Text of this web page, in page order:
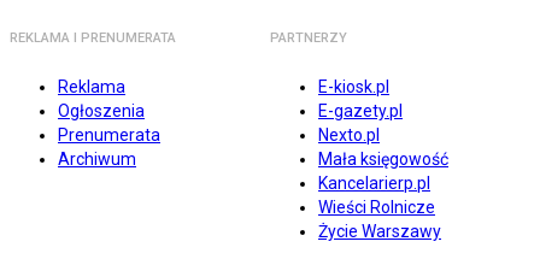
REKLAMA I PRENUMERATA
Reklama
Ogłoszenia
Prenumerata
Archiwum
PARTNERZY
E-kiosk.pl
E-gazety.pl
Nexto.pl
Mała księgowość
Kancelarierp.pl
Wieści Rolnicze
Życie Warszawy